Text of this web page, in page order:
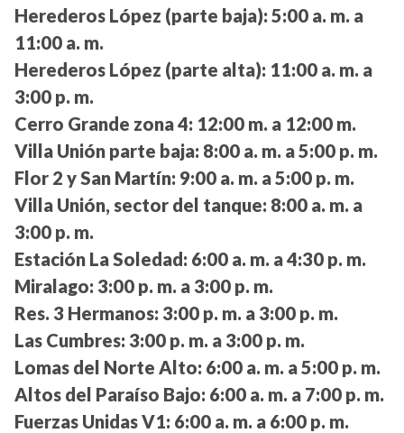
Herederos López (parte baja): 5:00 a. m. a
11:00 a. m.
Herederos López (parte alta): 11:00 a. m. a
3:00 p. m.
Cerro Grande zona 4: 12:00 m. a 12:00 m.
Villa Unión parte baja: 8:00 a. m. a 5:00 p. m.
Flor 2 y San Martín: 9:00 a. m. a 5:00 p. m.
Villa Unión, sector del tanque: 8:00 a. m. a
3:00 p. m.
Estación La Soledad: 6:00 a. m. a 4:30 p. m.
Miralago: 3:00 p. m. a 3:00 p. m.
Res. 3 Hermanos: 3:00 p. m. a 3:00 p. m.
Las Cumbres: 3:00 p. m. a 3:00 p. m.
Lomas del Norte Alto: 6:00 a. m. a 5:00 p. m.
Altos del Paraíso Bajo: 6:00 a. m. a 7:00 p. m.
Fuerzas Unidas V1: 6:00 a. m. a 6:00 p. m.